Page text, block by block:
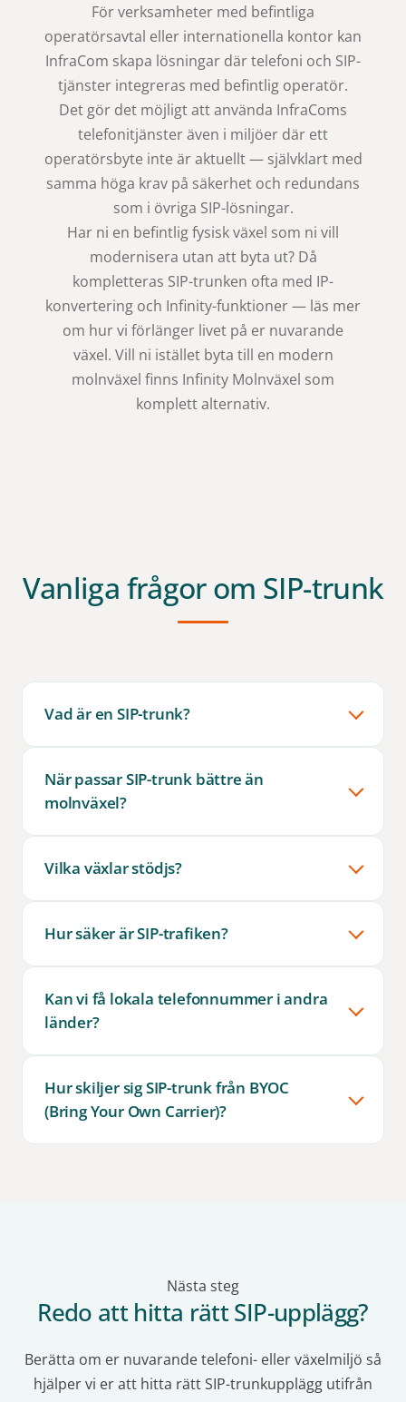
För verksamheter med befintliga
operatörsavtal eller internationella kontor kan
InfraCom skapa lösningar där telefoni och SIP-
tjänster integreras med befintlig operatör.
Det gör det möjligt att använda InfraComs
telefonitjänster även i miljöer där ett
operatörsbyte inte är aktuellt — självklart med
samma höga krav på säkerhet och redundans
som i övriga SIP-lösningar.
Har ni en befintlig fysisk växel som ni vill
modernisera utan att byta ut? Då
kompletteras SIP-trunken ofta med IP-
konvertering och Infinity-funktioner — läs mer
om hur vi förlänger livet på er nuvarande
växel. Vill ni istället byta till en modern
molnväxel finns Infinity Molnväxel som
komplett alternativ.
Vanliga frågor om SIP-trunk
Vad är en SIP-trunk?
När passar SIP-trunk bättre än
molnväxel?
Vilka växlar stödjs?
Hur säker är SIP-trafiken?
Kan vi få lokala telefonnummer i andra
länder?
Hur skiljer sig SIP-trunk från BYOC
(Bring Your Own Carrier)?
Nästa steg
Redo att hitta rätt SIP-upplägg?
Berätta om er nuvarande telefoni- eller växelmiljö så
hjälper vi er att hitta rätt SIP-trunkupplägg utifrån